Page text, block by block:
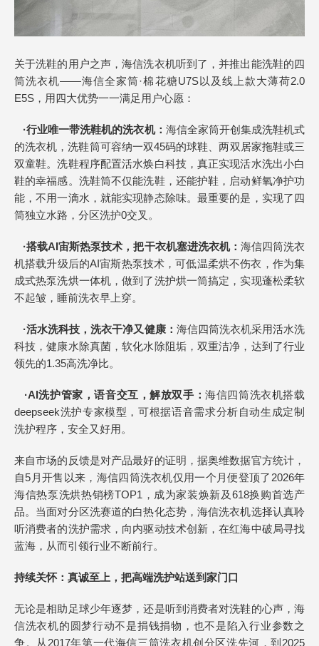
关于洗鞋的用户之声，海信洗衣机听到了，并推出能洗鞋的四
筒洗衣机——海信全家筒·棉花糖U7S以及线上款大薄荷2.0
E5S，用四大优势一一满足用户心愿：
·行业唯一带洗鞋机的洗衣机： 海信全家筒开创集成洗鞋机式
的洗衣机，洗鞋筒可容纳一双45码的球鞋、两双居家拖鞋或三
双童鞋。洗鞋程序配置活水焕白科技，真正实现活水洗出小白
鞋的幸福感。洗鞋筒不仅能洗鞋，还能护鞋，启动鲜氧净护功
能，不用一滴水，就能实现静态除味。最重要的是，实现了四
筒独立水路，分区洗护0交叉。
·搭载AI宙斯热泵技术，把干衣机塞进洗衣机： 海信四筒洗衣
机搭载升级后的AI宙斯热泵技术，可低温柔烘不伤衣，作为集
成式热泵洗烘一体机，做到了洗护烘一筒搞定，实现蓬松柔软
不起皱，睡前洗衣早上穿。
·活水洗科技，洗衣干净又健康： 海信四筒洗衣机采用活水洗
科技，健康水除真菌，软化水除阻垢，双重洁净，达到了行业
领先的1.35高洗净比。
·AI洗护管家，语音交互，解放双手：海信四筒洗衣机搭载
deepseek洗护专家模型，可根据语音需求分析自动生成定制
洗护程序，安全又好用。
来自市场的反馈是对产品最好的证明，据奥维数据官方统计，
自5月开售以来，海信四筒洗衣机仅用一个月便登顶了2026年
海信热泵洗烘热销榜TOP1，成为家装焕新及618换购首选产
品。当面对分区洗赛道的白热化态势，海信洗衣机选择认真聆
听消费者的洗护需求，向内驱动技术创新，在红海中破局寻找
蓝海，从而引领行业不断前行。
持续关怀：真诚至上，把高端洗护站送到家门口
无论是相助足球少年逐梦，还是听到消费者对洗鞋的心声，海
信洗衣机的圆梦行动不是捐钱捐物，也不是陷入行业参数之
争。从2017年第一代海信三筒洗衣机创分区洗先河，到2025